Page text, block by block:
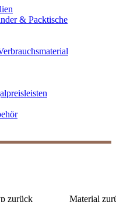
& Packtische
zurück
Material